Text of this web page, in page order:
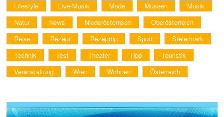
Lifestyle
Live-Musik Mode Museen
Musik
Natur
News Niederösterreich
Oberösterreich
Reise
Rezept Rezepttip Sport
Steiermark
Technik
Test Theater Tipp
Touristik
Veranstaltung
Wien Wohnen Österreich